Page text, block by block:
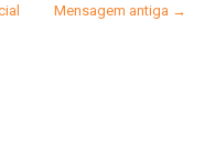
Mensagem antiga →